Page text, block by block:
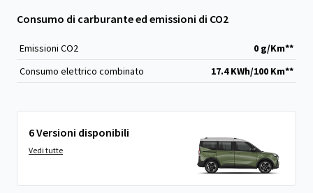
Consumo di carburante ed emissioni di CO2
Emissioni CO2
0 g/Km**
Consumo elettrico combinato
17.4 KWh/100 Km**
6 Versioni disponibili
Vedi tutte